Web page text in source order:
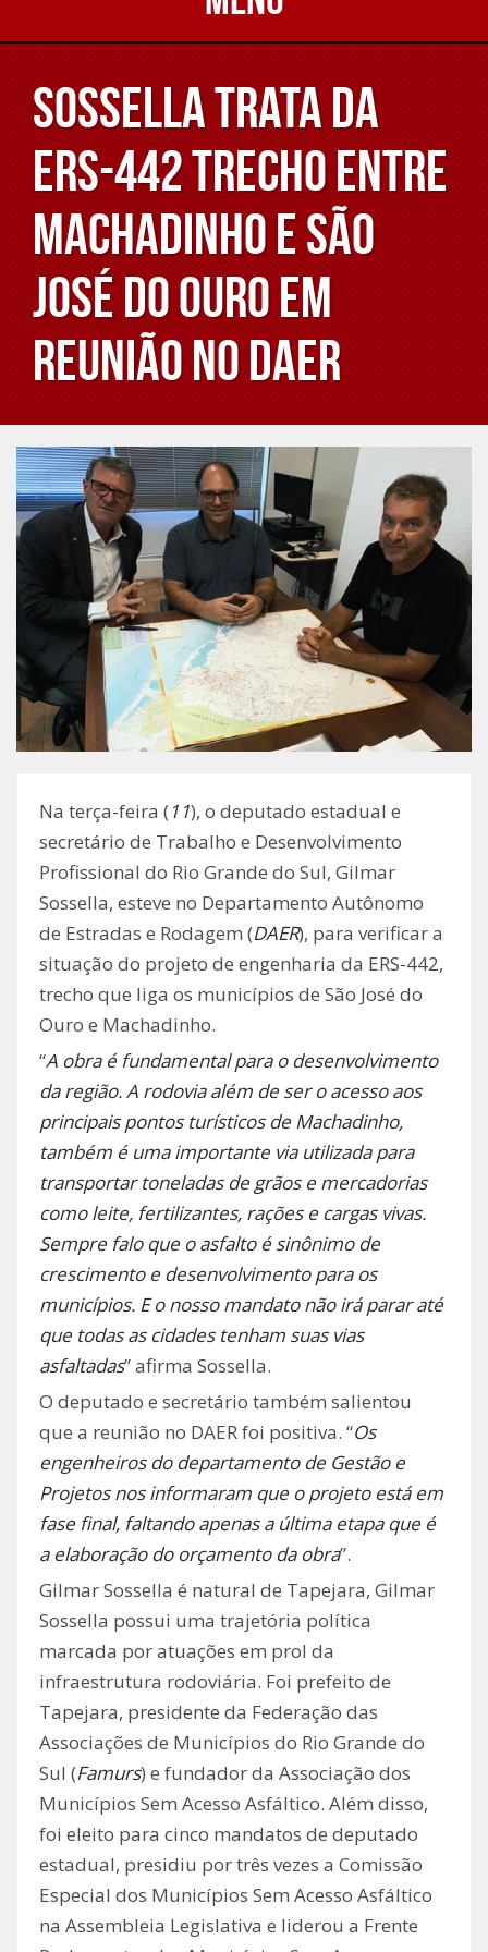
Sossella trata da
ERS-442 trecho entre
Machadinho e São
José do Ouro em
reunião no DAER
Na terça-feira (11), o deputado estadual e
secretário de Trabalho e Desenvolvimento
Profissional do Rio Grande do Sul, Gilmar
Sossella, esteve no Departamento Autônomo
de Estradas e Rodagem (DAER), para verificar a
situação do projeto de engenharia da ERS-442,
trecho que liga os municípios de São José do
Ouro e Machadinho.
“A obra é fundamental para o desenvolvimento
da região. A rodovia além de ser o acesso aos
principais pontos turísticos de Machadinho,
também é uma importante via utilizada para
transportar toneladas de grãos e mercadorias
como leite, fertilizantes, rações e cargas vivas.
Sempre falo que o asfalto é sinônimo de
crescimento e desenvolvimento para os
municípios. E o nosso mandato não irá parar até
que todas as cidades tenham suas vias
asfaltadas” afirma Sossella.
O deputado e secretário também salientou
que a reunião no DAER foi positiva. “Os
engenheiros do departamento de Gestão e
Projetos nos informaram que o projeto está em
fase final, faltando apenas a última etapa que é
a elaboração do orçamento da obra”.
Gilmar Sossella é natural de Tapejara, Gilmar
Sossella possui uma trajetória política
marcada por atuações em prol da
infraestrutura rodoviária. Foi prefeito de
Tapejara, presidente da Federação das
Associações de Municípios do Rio Grande do
Sul (Famurs) e fundador da Associação dos
Municípios Sem Acesso Asfáltico. Além disso,
foi eleito para cinco mandatos de deputado
estadual, presidiu por três vezes a Comissão
Especial dos Municípios Sem Acesso Asfáltico
na Assembleia Legislativa e liderou a Frente